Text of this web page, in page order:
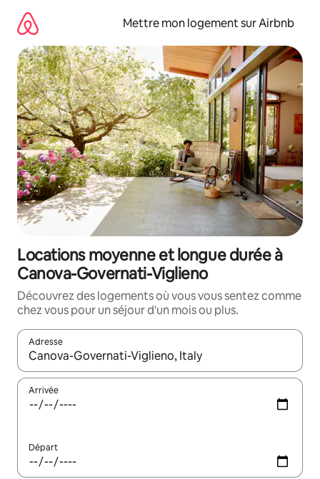
directement
contenu
Mettre mon logement sur Airbnb
Locations moyenne et longue durée à
Canova-Governati-Viglieno
Découvrez des logements où vous vous sentez comme
chez vous pour un séjour d'un mois ou plus.
Adresse
Lorsque les résultats s'affichent, utilisez les flèches vers le
Arrivée
Départ